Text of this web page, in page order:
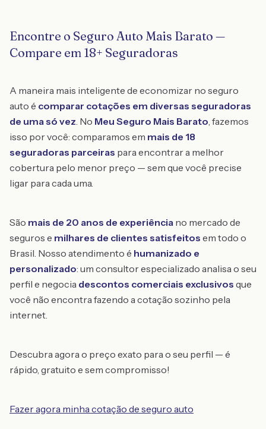
Encontre o Seguro Auto Mais Barato —
Compare em 18+ Seguradoras
A maneira mais inteligente de economizar no seguro
auto é comparar cotações em diversas seguradoras
de uma só vez. No Meu Seguro Mais Barato, fazemos
isso por você: comparamos em mais de 18
seguradoras parceiras para encontrar a melhor
cobertura pelo menor preço — sem que você precise
ligar para cada uma.
São mais de 20 anos de experiência no mercado de
seguros e milhares de clientes satisfeitos em todo o
Brasil. Nosso atendimento é humanizado e
personalizado: um consultor especializado analisa o seu
perfil e negocia descontos comerciais exclusivos que
você não encontra fazendo a cotação sozinho pela
internet.
Descubra agora o preço exato para o seu perfil — é
rápido, gratuito e sem compromisso!
Fazer agora minha cotação de seguro auto